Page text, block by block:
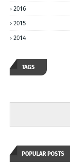
2016
2015
2014
TAGS
POPULAR POSTS